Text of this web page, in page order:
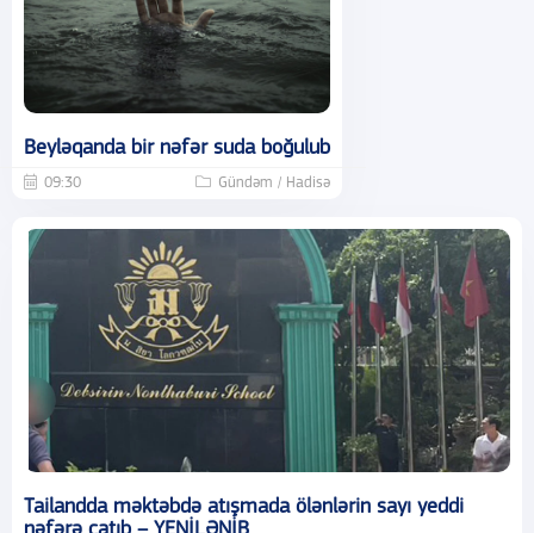
Beyləqanda bir nəfər suda boğulub
09:30 Gündəm / Hadisə
Tailandda məktəbdə atışmada ölənlərin sayı yeddi